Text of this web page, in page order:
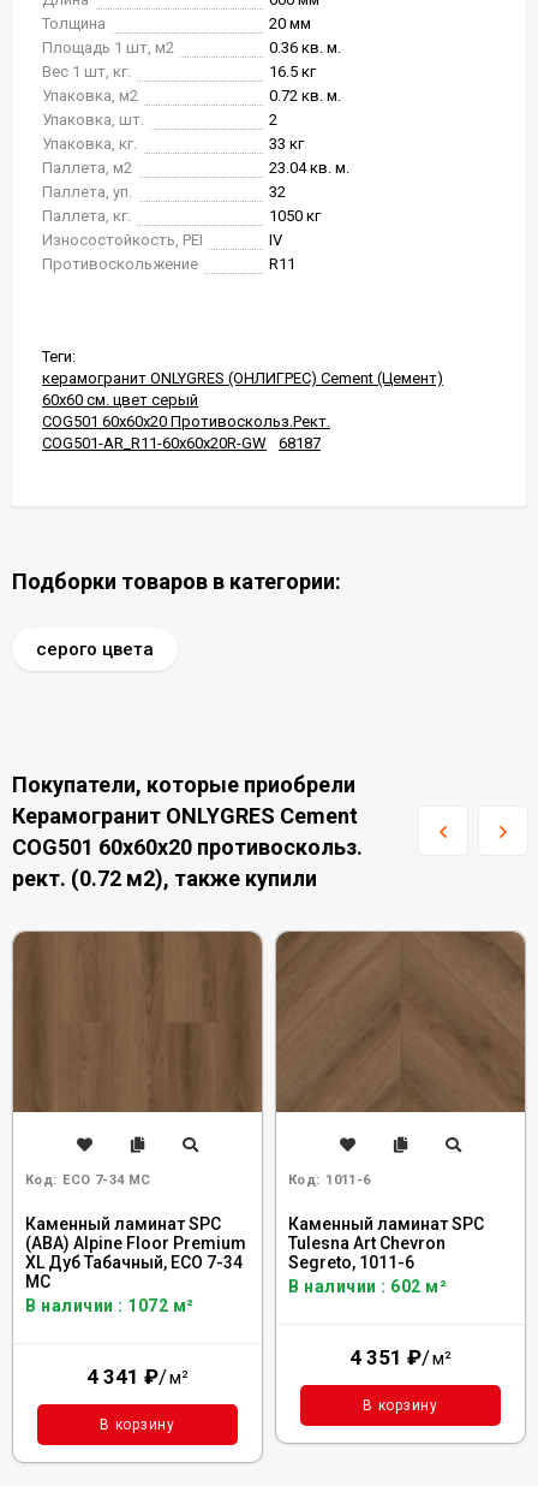
Толщина
20 мм
Площадь 1 шт, м2
0.36 кв. м.
Вес 1 шт, кг.
16.5 кг
Упаковка, м2
0.72 кв. м.
Упаковка, шт.
2
Упаковка, кг.
33 кг
Паллета, м2
23.04 кв. м.
Паллета, уп.
32
Паллета, кг.
1050 кг
Износостойкость, PEI
IV
Противоскольжение
R11
Теги:
керамогранит ONLYGRES (ОНЛИГРЕС) Cement (Цемент)
60x60 см. цвет серый
COG501 60x60x20 Противоскольз.Рект.
COG501-AR_R11-60x60x20R-GW
68187
Подборки товаров в категории:
серого цвета
Покупатели, которые приобрели
Керамогранит ONLYGRES Cement
COG501 60x60x20 противоскольз.
рект. (0.72 м2), также купили
Код: ECO 7-34 MC
Каменный ламинат SPC
(ABA) Alpine Floor Premium
XL Дуб Табачный, ECO 7-34
MC
В наличии : 1072 м²
4 341 ₽/м²
В корзину
Код: 1011-6
Каменный ламинат SPC
Tulesna Art Chevron
Segreto, 1011-6
В наличии : 602 м²
4 351 ₽/м²
В корзину